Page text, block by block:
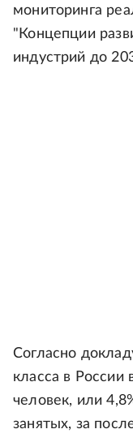
мониторинга
"Концепции
индустрий до
Согласно
класса в России
человек, или
занятых, за